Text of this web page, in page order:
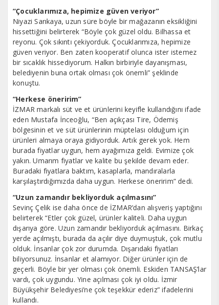
“Çocuklarımıza, hepimize güven veriyor”
Niyazi Sarıkaya, uzun süre böyle bir mağazanın eksikliğini
hissettiğini belirterek “Böyle çok güzel oldu. Bilhassa et
reyonu. Çok sıkıntı çekiyorduk. Çocuklarımıza, hepimize
güven veriyor. Ben zaten kooperatif olunca ister istemez
bir sıcaklık hissediyorum. Halkın birbiriyle dayanışması,
belediyenin buna ortak olması çok önemli” şeklinde
konuştu.
“Herkese öneririm”
İZMAR markalı süt ve et ürünlerini keyifle kullandığını ifade
eden Mustafa İnceoğlu, “Ben açıkçası Tire, Ödemiş
bölgesinin et ve süt ürünlerinin müptelası olduğum için
ürünleri almaya oraya gidiyorduk. Artık gerek yok. Hem
burada fiyatlar uygun, hem ayağımıza geldi. Evimize çok
yakın. Umarım fiyatlar ve kalite bu şekilde devam eder.
Buradaki fiyatlara baktım, kasaplarla, mandıralarla
karşılaştırdığımızda daha uygun. Herkese öneririm” dedi.
“Uzun zamandır bekliyorduk açılmasını”
Sevinç Çelik ise daha önce de İZMAR’dan alışveriş yaptığını
belirterek “Etler çok güzel, ürünler kaliteli. Daha uygun
dışarıya göre. Uzun zamandır bekliyorduk açılmasını. Birkaç
yerde açılmıştı, burada da açılır diye duymuştuk, çok mutlu
olduk. İnsanlar çok zor durumda. Dışarıdaki fiyatları
biliyorsunuz. İnsanlar et alamıyor. Diğer ürünler için de
geçerli. Böyle bir yer olması çok önemli. Eskiden TANSAŞ’lar
vardı, çok uygundu. Yine açılması çok iyi oldu. İzmir
Büyükşehir Belediyesi’ne çok teşekkür ederiz” ifadelerini
kullandı.